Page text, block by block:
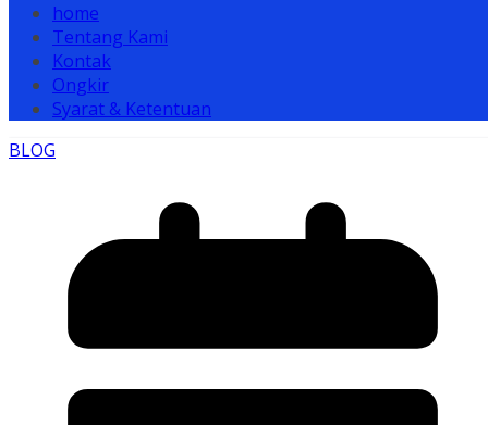
home
Tentang Kami
Kontak
Ongkir
Syarat & Ketentuan
BLOG